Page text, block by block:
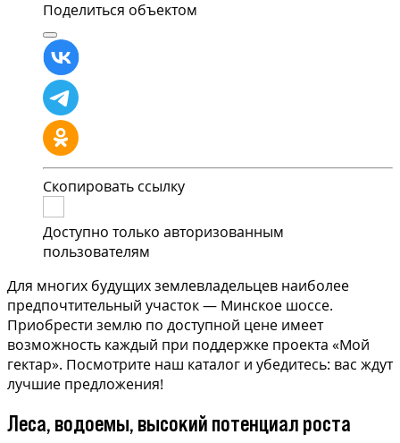
Поделиться объектом
Скопировать ссылку
Доступно только авторизованным
пользователям
Для многих будущих землевладельцев наиболее
предпочтительный участок — Минское шоссе.
Приобрести землю по доступной цене имеет
возможность каждый при поддержке проекта «Мой
гектар». Посмотрите наш каталог и убедитесь: вас ждут
лучшие предложения!
Леса, водоемы, высокий потенциал роста